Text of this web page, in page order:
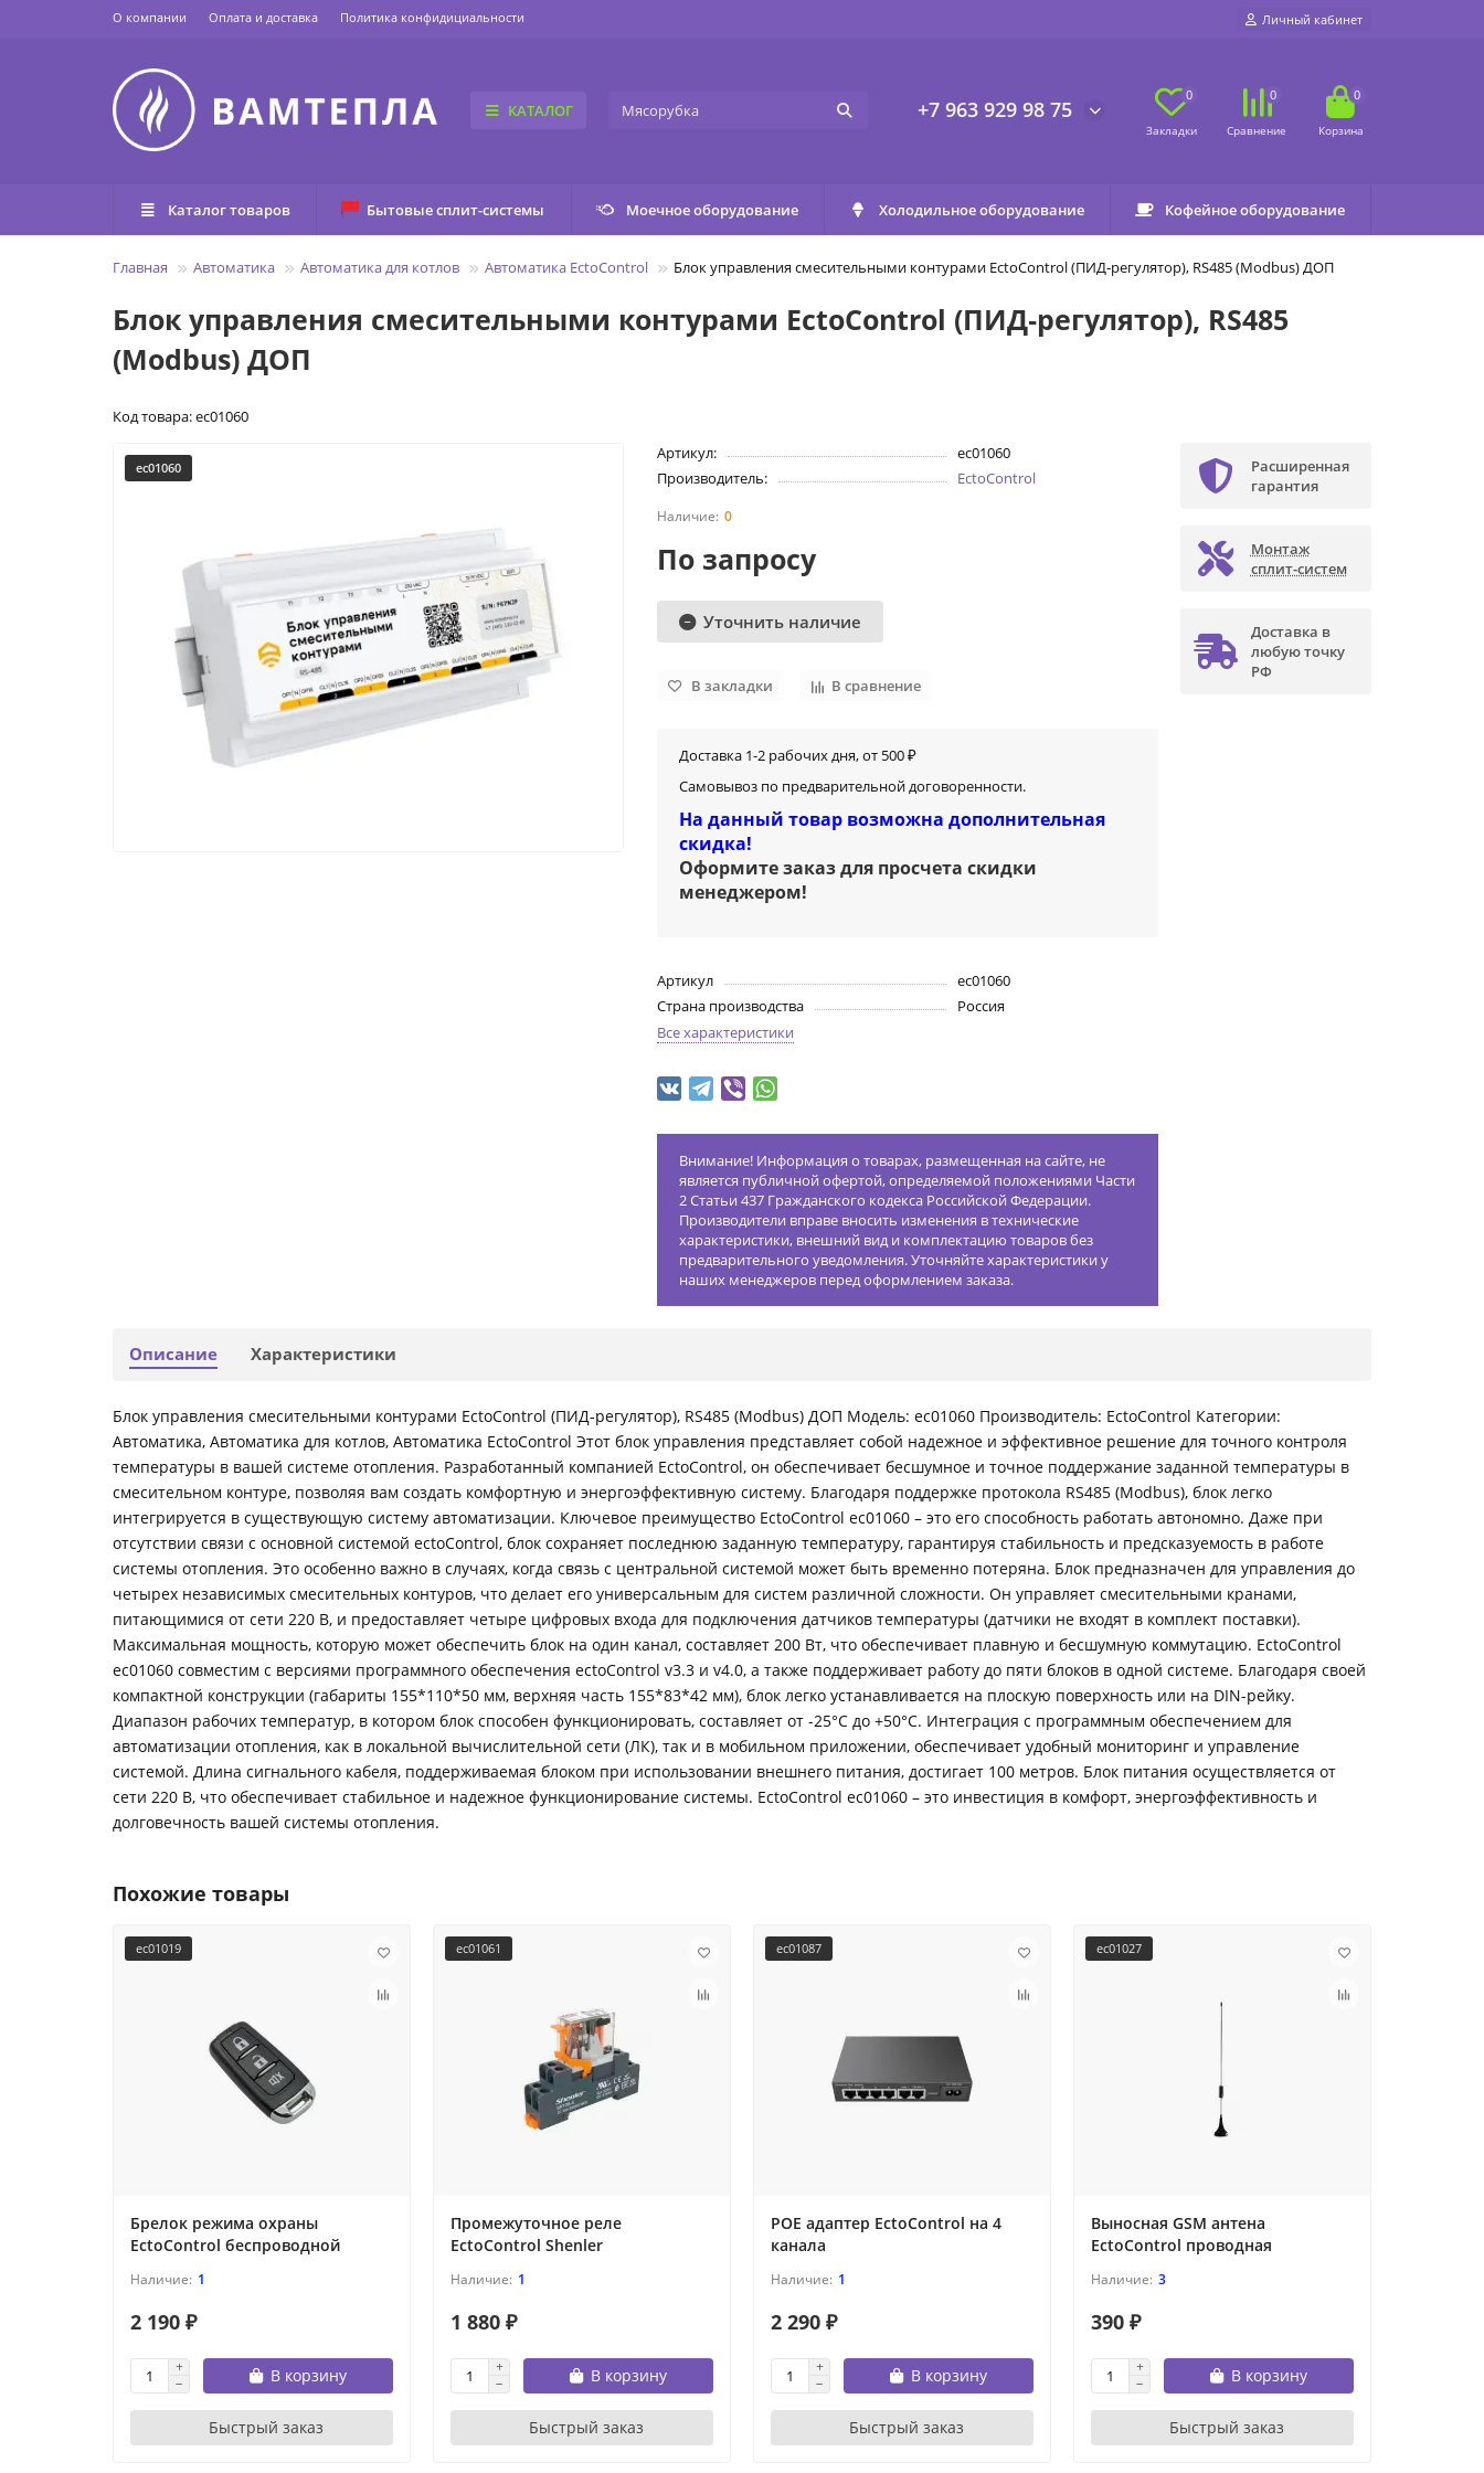
О компании Оплата и доставка Политика конфидициальности Личный кабинет
КАТАЛОГ +7 963 929 98 75
0 0 0
Каталог товаров Бытовые сплит-системы Моечное оборудование Холодильное оборудование Кофейное оборудование
Главная Автоматика Автоматика для котлов Автоматика EctoControl Блок управления смесительными контурами EctoControl (ПИД‐регулятор), RS485 (Modbus) ДОП
Блок управления смесительными контурами EctoControl (ПИД‐регулятор), RS485
(Modbus) ДОП
Код товара: ec01060
ec01060
Артикул:
ec01060
Производитель:
EctoControl
0
По запросу
Уточнить наличие
В закладки В сравнение
Доставка 1-2 рабочих дня, от 500 ₽
Самовывоз по предварительной договоренности.
На данный товар возможна дополнительная
скидка!
Оформите заказ для просчета скидки
менеджером!
Артикул
ec01060
Страна производства
Россия
Все характеристики
Внимание! Информация о товарах, размещенная на сайте, не
является публичной офертой, определяемой положениями Части
2 Статьи 437 Гражданского кодекса Российской Федерации.
Производители вправе вносить изменения в технические
характеристики, внешний вид и комплектацию товаров без
предварительного уведомления. Уточняйте характеристики у
наших менеджеров перед оформлением заказа.
Расширенная
гарантия
Монтаж
сплит-систем
Доставка в
любую точку
РФ
Описание Характеристики
Блок управления смесительными контурами EctoControl (ПИД‐регулятор), RS485 (Modbus) ДОП Модель: ec01060 Производитель: EctoControl Категории:
Автоматика, Автоматика для котлов, Автоматика EctoControl Этот блок управления представляет собой надежное и эффективное решение для точного контроля
температуры в вашей системе отопления. Разработанный компанией EctoControl, он обеспечивает бесшумное и точное поддержание заданной температуры в
смесительном контуре, позволяя вам создать комфортную и энергоэффективную систему. Благодаря поддержке протокола RS485 (Modbus), блок легко
интегрируется в существующую систему автоматизации. Ключевое преимущество EctoControl ec01060 – это его способность работать автономно. Даже при
отсутствии связи с основной системой ectoControl, блок сохраняет последнюю заданную температуру, гарантируя стабильность и предсказуемость в работе
системы отопления. Это особенно важно в случаях, когда связь с центральной системой может быть временно потеряна. Блок предназначен для управления до
четырех независимых смесительных контуров, что делает его универсальным для систем различной сложности. Он управляет смесительными кранами,
питающимися от сети 220 В, и предоставляет четыре цифровых входа для подключения датчиков температуры (датчики не входят в комплект поставки).
Максимальная мощность, которую может обеспечить блок на один канал, составляет 200 Вт, что обеспечивает плавную и бесшумную коммутацию. EctoControl
ec01060 совместим с версиями программного обеспечения ectoControl v3.3 и v4.0, а также поддерживает работу до пяти блоков в одной системе. Благодаря своей
компактной конструкции (габариты 155*110*50 мм, верхняя часть 155*83*42 мм), блок легко устанавливается на плоскую поверхность или на DIN-рейку.
Диапазон рабочих температур, в котором блок способен функционировать, составляет от -25°C до +50°C. Интеграция с программным обеспечением для
автоматизации отопления, как в локальной вычислительной сети (ЛК), так и в мобильном приложении, обеспечивает удобный мониторинг и управление
системой. Длина сигнального кабеля, поддерживаемая блоком при использовании внешнего питания, достигает 100 метров. Блок питания осуществляется от
сети 220 В, что обеспечивает стабильное и надежное функционирование системы. EctoControl ec01060 – это инвестиция в комфорт, энергоэффективность и
долговечность вашей системы отопления.
Похожие товары
ec01019
Брелок режима охраны
EctoControl беспроводной
1
2 190 ₽
В корзину
Быстрый заказ
ec01061
Промежуточное реле
EctoControl Shenler
1
1 880 ₽
В корзину
Быстрый заказ
ec01087
POE адаптер EctoControl на 4
канала
1
2 290 ₽
В корзину
Быстрый заказ
ec01027
Выносная GSM антена
EctoControl проводная
3
390 ₽
В корзину
Быстрый заказ